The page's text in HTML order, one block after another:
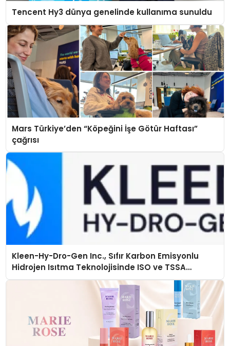
Tencent Hy3 dünya genelinde kullanıma sunuldu
Mars Türkiye’den “Köpeğini İşe Götür Haftası”
çağrısı
Kleen-Hy-Dro-Gen Inc., Sıfır Karbon Emisyonlu
Hidrojen Isıtma Teknolojisinde ISO ve TSSA
Düzenleyici Onaylarını Aldı